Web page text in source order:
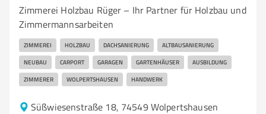
Zimmerei Holzbau Rüger – Ihr Partner für Holzbau und
Zimmermannsarbeiten
ZIMMEREI HOLZBAU DACHSANIERUNG ALTBAUSANIERUNG
NEUBAU CARPORT GARAGEN GARTENHÄUSER AUSBILDUNG
ZIMMERER WOLPERTSHAUSEN HANDWERK
Süßwiesenstraße 18, 74549 Wolpertshausen